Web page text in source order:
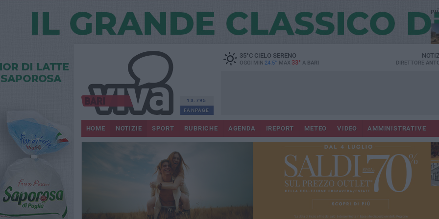
13.795
FANPAGE
35°CCIELO SERENO
OGGI MIN 24.5° MAX 33° A BARI DIRETTORE
HOME NOTIZIE SPORT RUBRICHE AGENDA IREPORT METEO VIDEO AMMINISTRATIVE